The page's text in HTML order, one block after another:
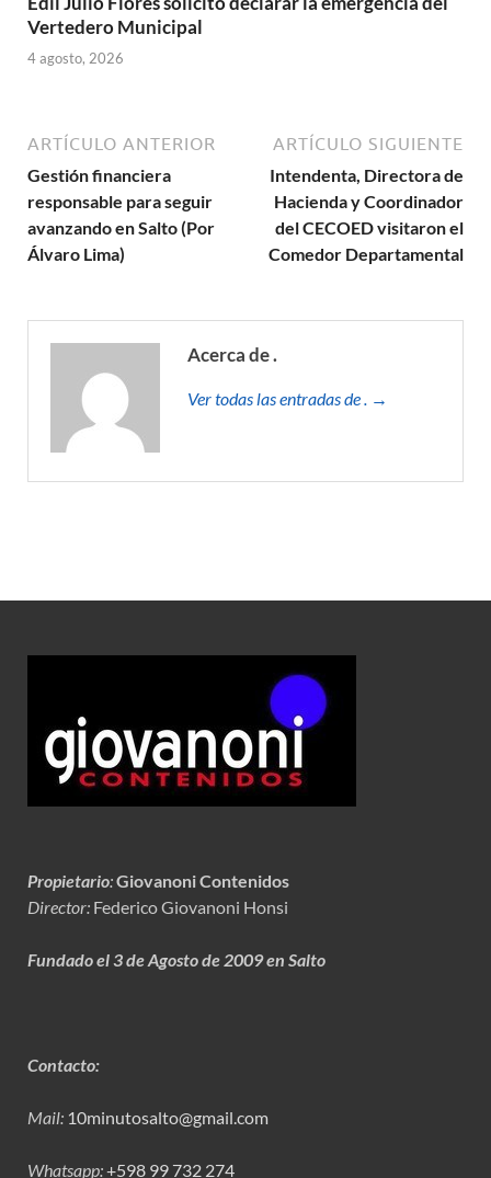
Vertedero Municipal
4 agosto, 2026
ARTÍCULO ANTERIOR
Gestión financiera
responsable para seguir
avanzando en Salto (Por
Álvaro Lima)
ARTÍCULO SIGUIENTE
Intendenta, Directora de
Hacienda y Coordinador
del CECOED visitaron el
Comedor Departamental
Acerca de .
Ver todas las entradas de . →
Propietario:Giovanoni Contenidos
Director: Federico Giovanoni Honsi
Fundado el 3 de Agosto de 2009 en Salto
Contacto:
Mail: 10minutosalto@gmail.com
Whatsapp:+598 99 732 274